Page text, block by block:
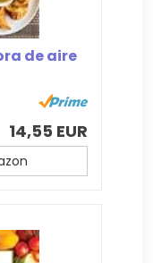
de aire
14,55 EUR